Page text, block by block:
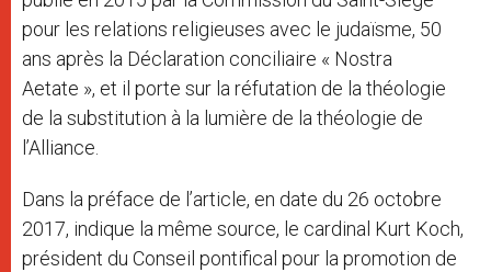
pour les relations religieuses avec le judaïsme, 50
ans après la Déclaration conciliaire « Nostra
Aetate », et il porte sur la réfutation de la théologie
de la substitution à la lumière de la théologie de
l’Alliance.
Dans la préface de l’article, en date du 26 octobre
2017, indique la même source, le cardinal Kurt Koch,
président du Conseil pontifical pour la promotion de